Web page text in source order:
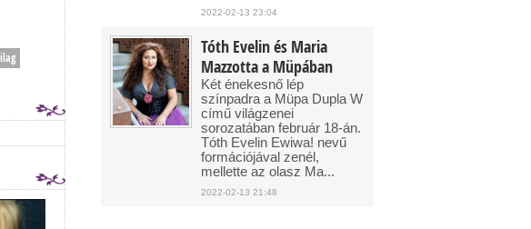
2022-02-13 23:04
Tóth Evelin és Maria
Mazzotta a Müpában
Két énekesnő lép
színpadra a Müpa Dupla W
című világzenei
sorozatában február 18-án.
Tóth Evelin Ewiwa! nevű
formációjával zenél,
mellette az olasz Ma...
2022-02-13 21:48